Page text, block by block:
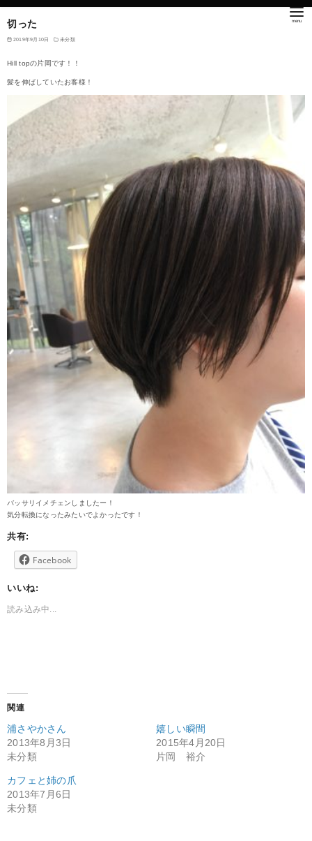
切った
2019年9月10日 未分類
Hill topの片岡です！！
髪を伸ばしていたお客様！
バッサリイメチェンしましたー！
気分転換になったみたいでよかったです！
共有:
Facebook
いいね:
読み込み中...
関連
浦さやかさん
2013年8月3日
未分類
嬉しい瞬間
2015年4月20日
片岡 裕介
カフェと姉の爪
2013年7月6日
未分類